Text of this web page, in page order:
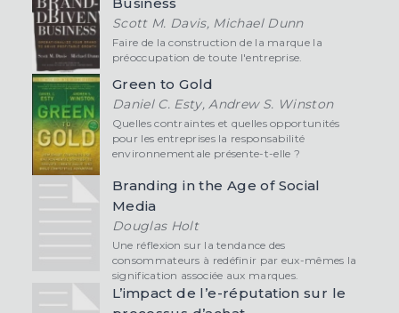
Business
Scott M. Davis, Michael Dunn
Faire de la construction de la marque la
préoccupation de toute l'entreprise.
Green to Gold
Daniel C. Esty, Andrew S. Winston
Quelles contraintes et quelles opportunités
pour les entreprises la responsabilité
environnementale présente-t-elle ?
Branding in the Age of Social
Media
Douglas Holt
Une réflexion sur la tendance des
consommateurs à redéfinir par eux-mêmes la
signification associée aux marques.
L’impact de l’e-réputation sur le